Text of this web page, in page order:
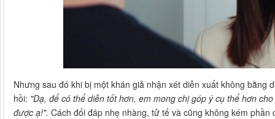
Nhưng sau đó khi bị một khán giả nhận xét diễn xuất không bằng
hồi: "Dạ, để có thể diễn tốt hơn, em mong chị góp ý cụ thể hơn
được ạ!". Cách đối đáp nhẹ nhàng, tử tế và cũng không kém